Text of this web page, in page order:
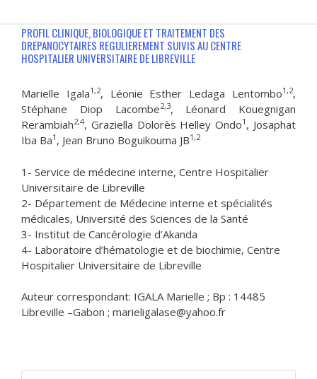
PROFIL CLINIQUE, BIOLOGIQUE ET TRAITEMENT DES
DREPANOCYTAIRES REGULIEREMENT SUIVIS AU CENTRE
HOSPITALIER UNIVERSITAIRE DE LIBREVILLE
Marielle Igala1,2, Léonie Esther Ledaga Lentombo1,2,
Stéphane Diop Lacombe2,3, Léonard Kouegnigan
Rerambiah2,4, Graziella Dolorès Helley Ondo1 , Josaphat
Iba Ba1 , Jean Bruno Boguikouma JB1,2
1- Service de médecine interne, Centre Hospitalier
Universitaire de Libreville
2- Département de Médecine interne et spécialités
médicales, Université des Sciences de la Santé
3- Institut de Cancérologie d’Akanda
4- Laboratoire d’hématologie et de biochimie, Centre
Hospitalier Universitaire de Libreville
Auteur correspondant: IGALA Marielle ; Bp : 14485
Libreville –Gabon ; marieligalase@yahoo.fr